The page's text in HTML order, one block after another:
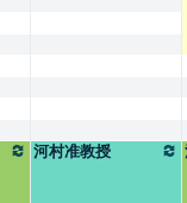
河村准教授